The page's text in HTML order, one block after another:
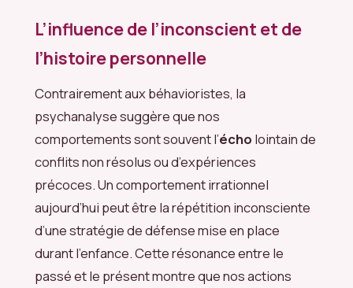
L’influence de l’inconscient et de
l’histoire personnelle
Contrairement aux béhavioristes, la
psychanalyse suggère que nos
comportements sont souvent l’écho lointain de
conflits non résolus ou d’expériences
précoces. Un comportement irrationnel
aujourd’hui peut être la répétition inconsciente
d’une stratégie de défense mise en place
durant l’enfance. Cette résonance entre le
passé et le présent montre que nos actions